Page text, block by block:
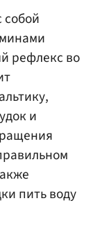
собой
рефлекс во
и
пить воду